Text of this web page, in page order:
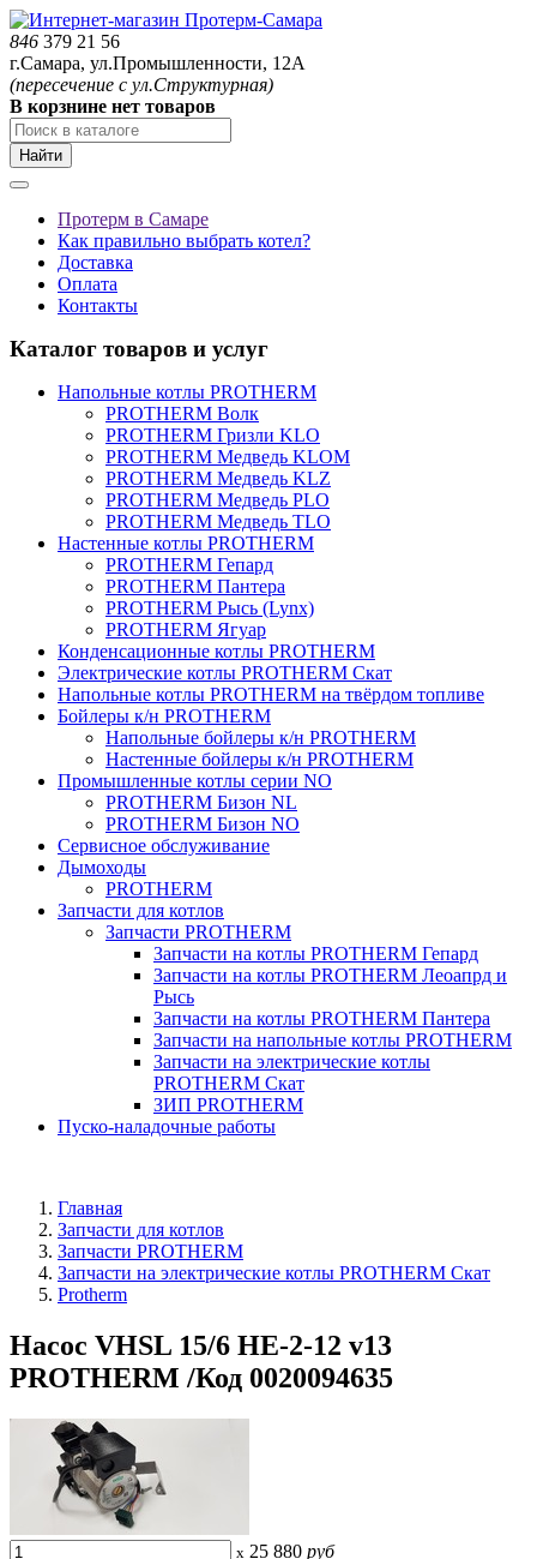
846 379 21 56
г.Самара, ул.Промышленности, 12А
(пересечение с ул.Структурная)
В корзнине нет товаров
Найти
Протерм в Самаре
Как правильно выбрать котел?
Доставка
Оплата
Контакты
Каталог товаров и услуг
Напольные котлы PROTHERM
PROTHERM Волк
PROTHERM Гризли KLO
PROTHERM Медведь KLOM
PROTHERM Медведь KLZ
PROTHERM Медведь PLO
PROTHERM Медведь TLO
Настенные котлы PROTHERM
PROTHERM Гепард
PROTHERM Пантера
PROTHERM Рысь (Lynx)
PROTHERM Ягуар
Конденсационные котлы PROTHERM
Электрические котлы PROTHERM Скат
Напольные котлы PROTHERM на твёрдом топливе
Бойлеры к/н PROTHERM
Напольные бойлеры к/н PROTHERM
Настенные бойлеры к/н PROTHERM
Промышленные котлы серии NO
PROTHERM Бизон NL
PROTHERM Бизон NO
Сервисное обслуживание
Дымоходы
PROTHERM
Запчасти для котлов
Запчасти PROTHERM
Запчасти на котлы PROTHERM Гепард
Запчасти на котлы PROTHERM Леоапрд и
Рысь
Запчасти на котлы PROTHERM Пантера
Запчасти на напольные котлы PROTHERM
Запчасти на электрические котлы
PROTHERM Скат
ЗИП PROTHERM
Пуско-наладочные работы
Главная
Запчасти для котлов
Запчасти PROTHERM
Запчасти на электрические котлы PROTHERM Скат
Protherm
Насос VHSL 15/6 HE-2-12 v13
PROTHERM /Код 0020094635
x 25 880 руб